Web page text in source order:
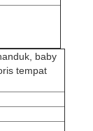
baby
tempat